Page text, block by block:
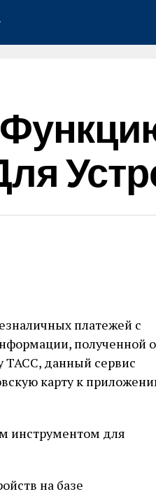
платежей с
полученной
ТАСС, данный сервис
карту к
инструментом для
на базе